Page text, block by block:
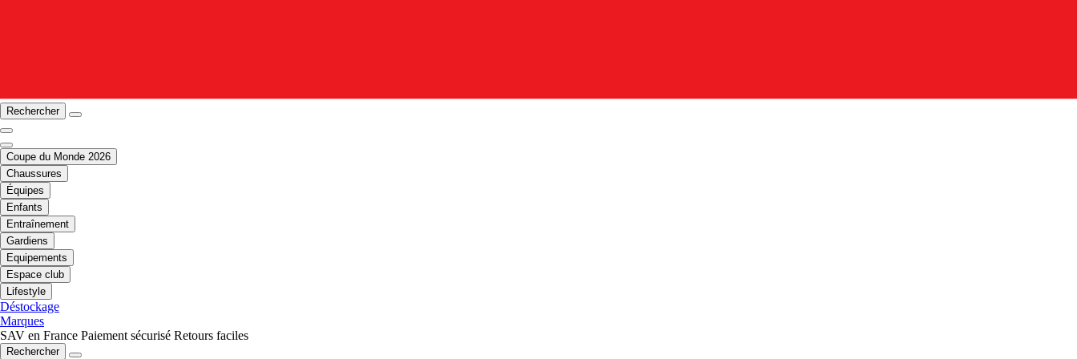
Rechercher
Coupe du Monde 2026
Chaussures
Équipes
Enfants
Entraînement
Gardiens
Equipements
Espace club
Lifestyle
Déstockage
Marques
SAV en France Paiement sécurisé Retours faciles
Rechercher